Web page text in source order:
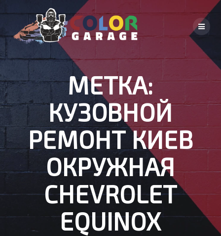
to
content
МЕТКА:
КУЗОВНОЙ
РЕМОНТ КИЕВ
ОКРУЖНАЯ
CHEVROLET
EQUINOX